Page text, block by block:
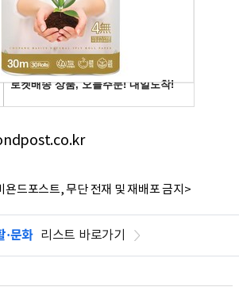
욘드포스트, 무단 전재 및 재배포 금지>
·문화 리스트 바로가기